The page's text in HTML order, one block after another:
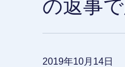
の返事
2019年10月14日